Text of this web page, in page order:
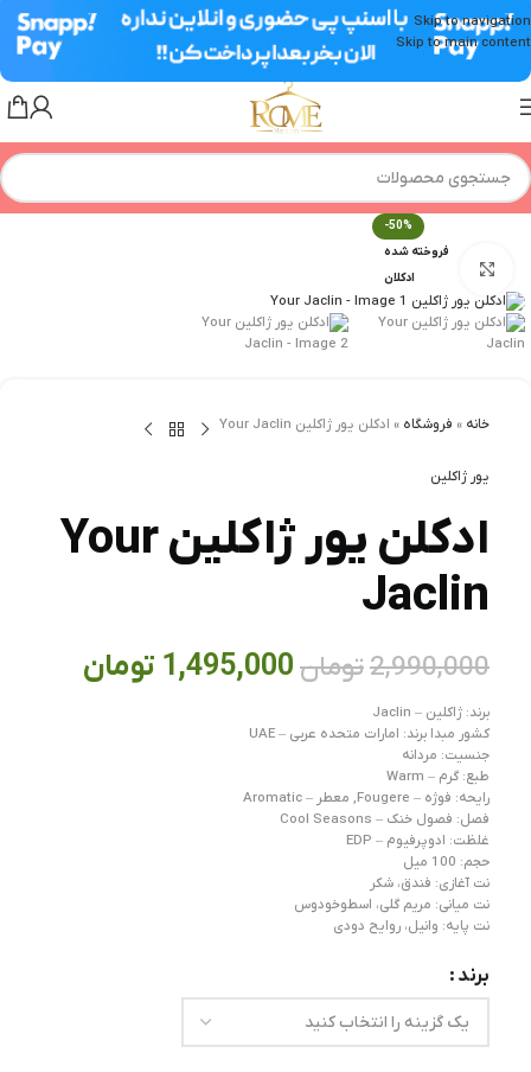
Skip to navigation
Skip to main content
-50%
فروخته شده
ادکلان
خانه » فروشگاه » ادکلن یور ژاکلین Your Jaclin
یور ژاکلین
ادکلن یور ژاکلین Your
Jaclin
2,990,000تومان 1,495,000 تومان
برند: ژاکلین – Jaclin
کشور مبدا برند: امارات متحده عربی – UAE
جنسیت: مردانه
طبع: گرم – Warm
رایحه: فوژه – Fougere, معطر – Aromatic
فصل: فصول خنک – Cool Seasons
غلظت: ادوپرفیوم – EDP
حجم: 100 میل
نت آغازی: فندق، شکر
نت میانی: مریم گلی، اسطوخودوس
نت پایه: وانیل، روایح دودی
برند